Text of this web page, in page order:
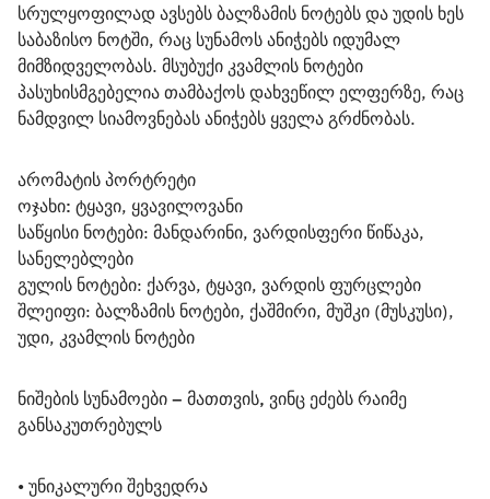
სრულყოფილად ავსებს ბალზამის ნოტებს და უდის ხეს
საბაზისო ნოტში, რაც სუნამოს ანიჭებს იდუმალ
მიმზიდველობას. მსუბუქი კვამლის ნოტები
პასუხისმგებელია თამბაქოს დახვეწილ ელფერზე, რაც
ნამდვილ სიამოვნებას ანიჭებს ყველა გრძნობას.
არომატის პორტრეტი
ოჯახი: ტყავი, ყვავილოვანი
საწყისი ნოტები: მანდარინი, ვარდისფერი წიწაკა,
სანელებლები
გულის ნოტები: ქარვა, ტყავი, ვარდის ფურცლები
შლეიფი: ბალზამის ნოტები, ქაშმირი, მუშკი (მუსკუსი),
უდი, კვამლის ნოტები
ნიშების სუნამოები – მათთვის, ვინც ეძებს რაიმე
განსაკუთრებულს
• უნიკალური შეხვედრა